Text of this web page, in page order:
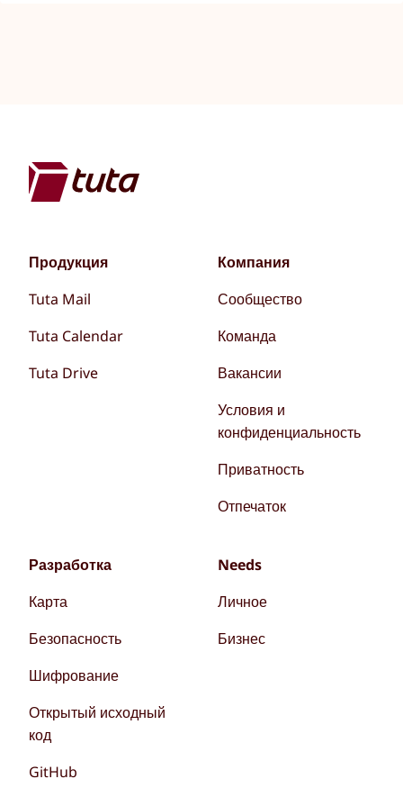
Продукция
Tuta Mail
Tuta Calendar
Tuta Drive
Компания
Сообщество
Команда
Вакансии
Условия и
конфиденциальность
Приватность
Отпечаток
Разработка
Карта
Безопасность
Шифрование
Открытый исходный
код
GitHub
Needs
Личное
Бизнес